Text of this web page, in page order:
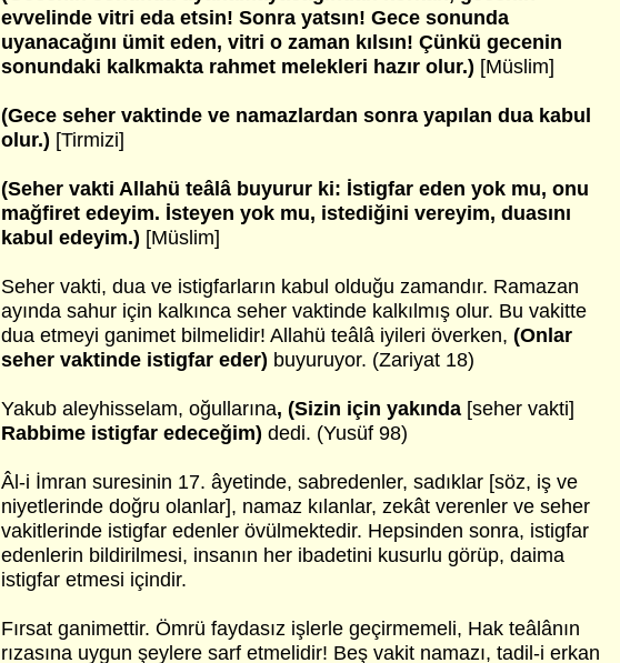
evvelinde vitri eda etsin! Sonra yatsın! Gece sonunda
uyanacağını ümit eden, vitri o zaman kılsın! Çünkü gecenin
sonundaki kalkmakta rahmet melekleri hazır olur.) [Müslim]
(Gece seher vaktinde ve namazlardan sonra yapılan dua kabul
olur.) [Tirmizi]
(Seher vakti Allahü teâlâ buyurur ki: İstigfar eden yok mu, onu
mağfiret edeyim. İsteyen yok mu, istediğini vereyim, duasını
kabul edeyim.) [Müslim]
Seher vakti, dua ve istigfarların kabul olduğu zamandır. Ramazan
ayında sahur için kalkınca seher vaktinde kalkılmış olur. Bu vakitte
dua etmeyi ganimet bilmelidir! Allahü teâlâ iyileri överken, (Onlar
seher vaktinde istigfar eder) buyuruyor. (Zariyat 18)
Yakub aleyhisselam, oğullarına, (Sizin için yakında [seher vakti]
Rabbime istigfar edeceğim) dedi. (Yusüf 98)
Âl-i İmran suresinin 17. âyetinde, sabredenler, sadıklar [söz, iş ve
niyetlerinde doğru olanlar], namaz kılanlar, zekât verenler ve seher
vakitlerinde istigfar edenler övülmektedir. Hepsinden sonra, istigfar
edenlerin bildirilmesi, insanın her ibadetini kusurlu görüp, daima
istigfar etmesi içindir.
Fırsat ganimettir. Ömrü faydasız işlerle geçirmemeli, Hak teâlânın
rızasına uygun şeylere sarf etmelidir! Beş vakit namazı, tadil-i erkan